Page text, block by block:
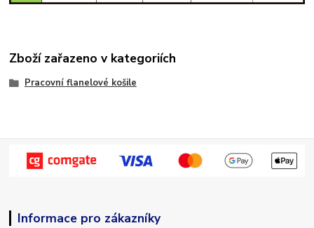
Zboží zařazeno v kategoriích
Pracovní flanelové košile
Informace pro zákazníky